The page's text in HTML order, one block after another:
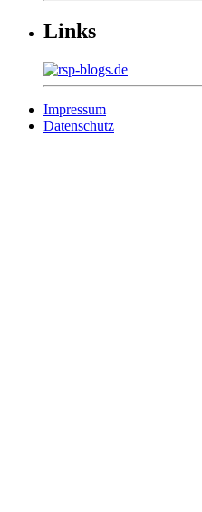
Links
Impressum
Datenschutz